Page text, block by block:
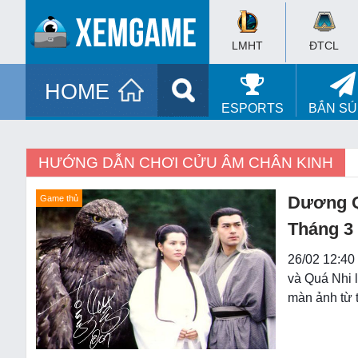
LMHT ĐTCL
HOME
ESPORTS BẮN
HƯỚNG DẪN CHƠI CỬU ÂM CHÂN KINH
Game thủ
Dương
Tháng
26/02
và Quá Nhi
màn ảnh từ